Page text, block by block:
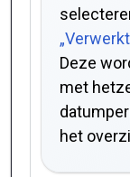
Deze
met
het